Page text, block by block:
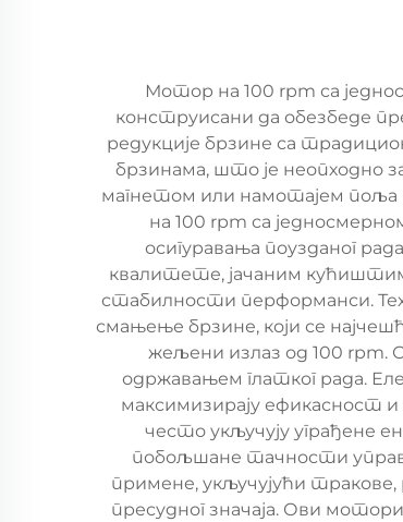
Мотор на 100 rpm са
конструисани да обезбеде
редукције брзине са
брзинама, што је неопходно
магнетом или намотајем поља
на 100 rpm са
осигуравања поузданог
квалитете, јачаним
стабилности перформанси.
смањење брзине, који се
жељени излаз од 100 rpm.
одржавањем глатког рада.
максимизирају ефикасност
често укључују уграђене
побољшане тачности
примене, укључујући
пресудног значаја. Ови